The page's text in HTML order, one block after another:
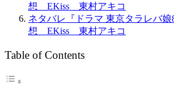
想 EKiss 東村アキコ
ネタバレ『ドラマ 東京タラレバ
想 EKiss 東村アキコ
Table of Contents